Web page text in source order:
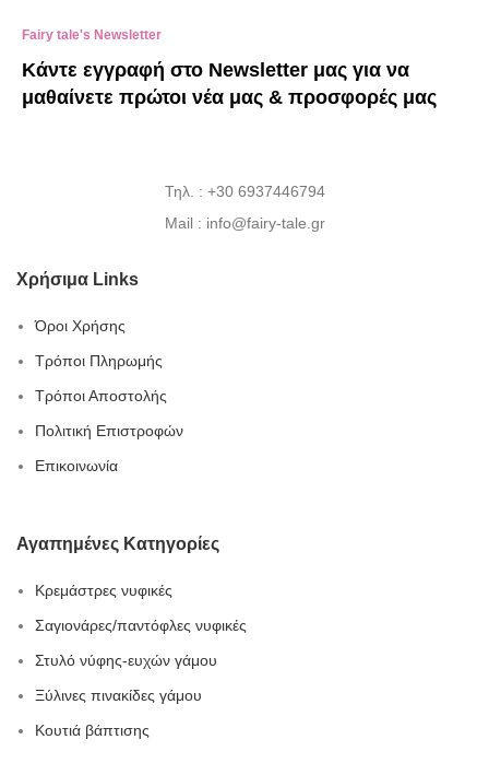
Fairy tale's Newsletter
Κάντε εγγραφή στο Newsletter μας για να
μαθαίνετε πρώτοι νέα μας & προσφορές μας
Τηλ. : +30 6937446794
Mail : info@fairy-tale.gr
Χρήσιμα Links
Όροι Χρήσης
Τρόποι Πληρωμής
Τρόποι Αποστολής
Πολιτική Επιστροφών
Επικοινωνία
Αγαπημένες Κατηγορίες
Κρεμάστρες νυφικές
Σαγιονάρες/παντόφλες νυφικές
Στυλό νύφης-ευχών γάμου
Ξύλινες πινακίδες γάμου
Κουτιά βάπτισης